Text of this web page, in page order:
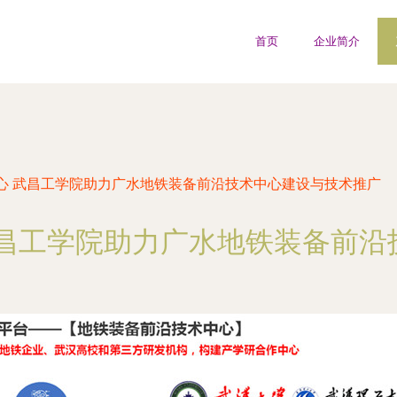
首页 企业简介
武昌工学院助力广水地铁装备前沿技术中心建设与技术推广
工学院助力广水地铁装备前